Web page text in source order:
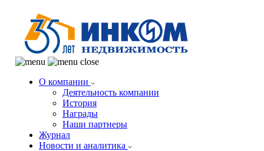
О компании
Деятельность компании
История
Награды
Наши партнеры
Журнал
Новости и аналитика